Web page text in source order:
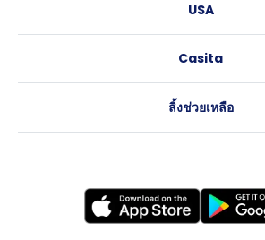
เอดินเบอระ
ลีดส์
โคเวนทรี
เลสเตอร์
บริสเบน
อะเดลายด์
USA
แอตแลนตา
Casita
ลิ้งช่วยเหลือ